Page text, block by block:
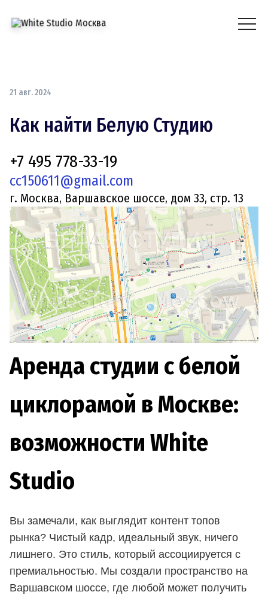
21 авг. 2024
Как найти Белую Студию
+7 495 778-33-19
cc150611@gmail.com
г. Москва, Варшавское шоссе, дом 33, стр. 13
Аренда студии с белой
циклорамой в Москве:
возможности White
Studio
Вы замечали, как выглядит контент топов
рынка? Чистый кадр, идеальный звук, ничего
лишнего. Это стиль, который ассоциируется с
премиальностью. Мы создали пространство на
Варшавском шоссе, где любой может получить